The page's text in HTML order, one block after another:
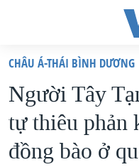
truy
cập
Tới
nội
VIỆT NAM
HOA KỲ
BIỂN ĐÔNG
CHÂU Á-THÁI BÌNH DƯƠNG
Người Tây
tự thiêu phản
đồng bào ở